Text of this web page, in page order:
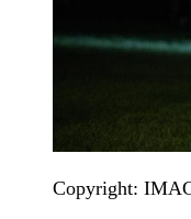
Copyright: